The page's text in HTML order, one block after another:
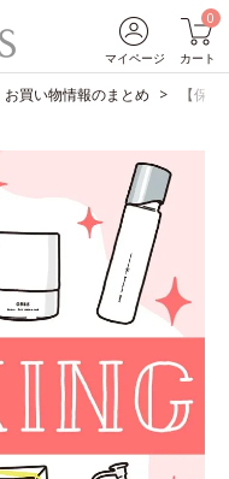
マイページ
0
カート
お買い物情報のまとめ 【保